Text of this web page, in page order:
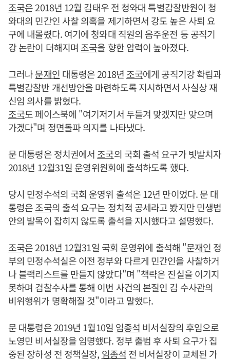
조국은 2018년 12월 김태우 전 청와대 특별감찰반원이 청
와대의 민간인 사찰 의혹을 제기하면서 강도 높은 사퇴 요
구에 내몰렸다. 여기에 청와대 직원의 음주운전 등 공직기
강 논란이 더해지며 조국을 향한 압력이 높아졌다.
그러나문재인 대통령은 2018년 조국에게 공직기강 확립과
특별감찰반 개선방안을 마련하도록 지시하면서 사실상 재
신임 의사를 밝혔다.
조국도 페이스북에 "여기저기서 두들겨 맞겠지만 맞으며
가겠다"며 정면돌파 의지를 나타냈다.
문 대통령은 정치권에서 조국의 국회 출석 요구가 빗발치자
2018년 12월31일 운영위원회에 출석하도록 했다.
당시 민정수석의 국회 운영위 출석은 12년 만이었다. 문 대
통령은조국의 출석 요구는 정치적 공세라고 봤지만 민생법
안의 발목이 잡히지 않도록 출석을 지시했다고 설명했다.
조국은 2018년 12월31일 국회 운영위에 출석해 "문재인 정
부의 민정수석실은 이전 정부와 다르게 민간인을 사찰하거
나 블랙리스트를 만들지 않았다"며 "책략은 진실을 이기지
못하며 검찰수사를 통해 이번 사건의 본질인 김 수사관의
비위행위가 명확해질 것"이라고 말했다.
문 대통령은 2019년 1월10일 임종석 비서실장의 후임으로
노영민 비서실장을 임명했다. 정부 출범 후 사퇴 요구가 집
중된 장하성 전 정책실장, 임종석 전 비서실장이 교체된 가